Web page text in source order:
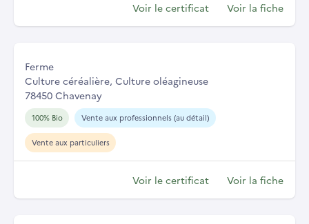
Voir le certificat Voir la fiche
Ferme
Culture céréalière, Culture oléagineuse
78450 Chavenay
100% Bio Vente aux professionnels (au détail)
Vente aux particuliers
Voir le certificat Voir la fiche